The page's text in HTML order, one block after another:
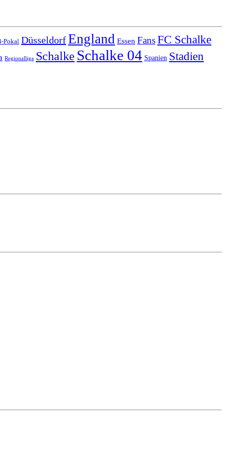
Pokal DüsseldorfEngland Essen FansFC Schalke
Regionalliga Schalke Schalke 04 Spanien Stadien